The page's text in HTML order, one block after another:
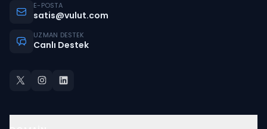
E-POSTA
satis@vulut.com
UZMAN DESTEK
Canlı Destek